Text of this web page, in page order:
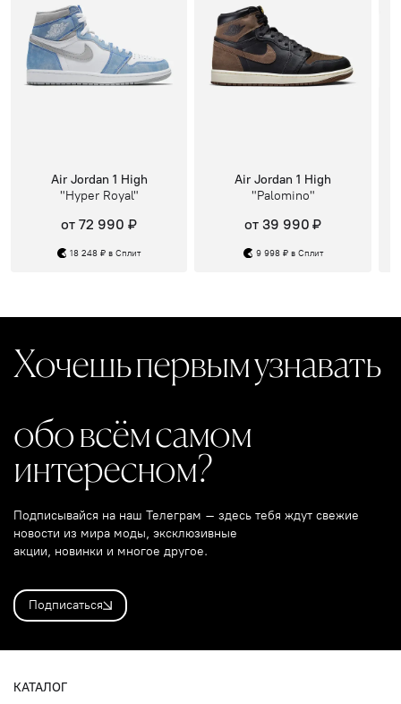
Air Jordan 1 High
"Hyper Royal"
от 72 990 ₽
18 248 ₽ в Сплит
Air Jordan 1 High
"Palomino"
от 39 990 ₽
9 998 ₽ в Сплит
Хочешь первым узнавать
обо всём самом
интересном?
Подписывайся на наш Телеграм – здесь тебя ждут свежие
новости из мира моды, эксклюзивные
акции, новинки и многое другое.
Подписаться
КАТАЛОГ